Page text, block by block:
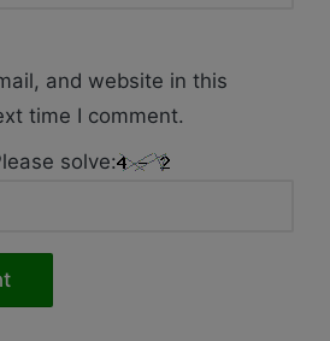
and website in this
time I comment.
solve: